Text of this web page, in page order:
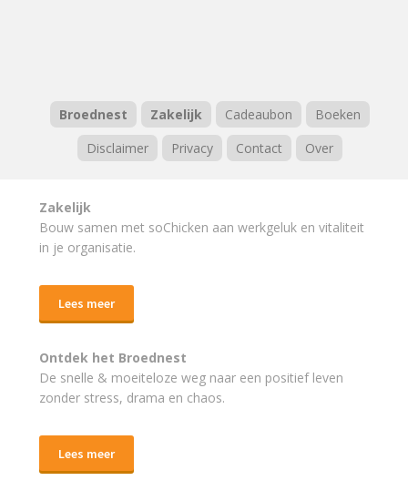
Broednest Zakelijk Cadeaubon
Boeken
Disclaimer
Privacy Contact Over
Zakelijk
Bouw samen met soChicken aan werkgeluk en vitaliteit
in je organisatie.
Lees meer
Ontdek het Broednest
De snelle & moeiteloze weg naar een positief leven
zonder stress, drama en chaos.
Lees meer